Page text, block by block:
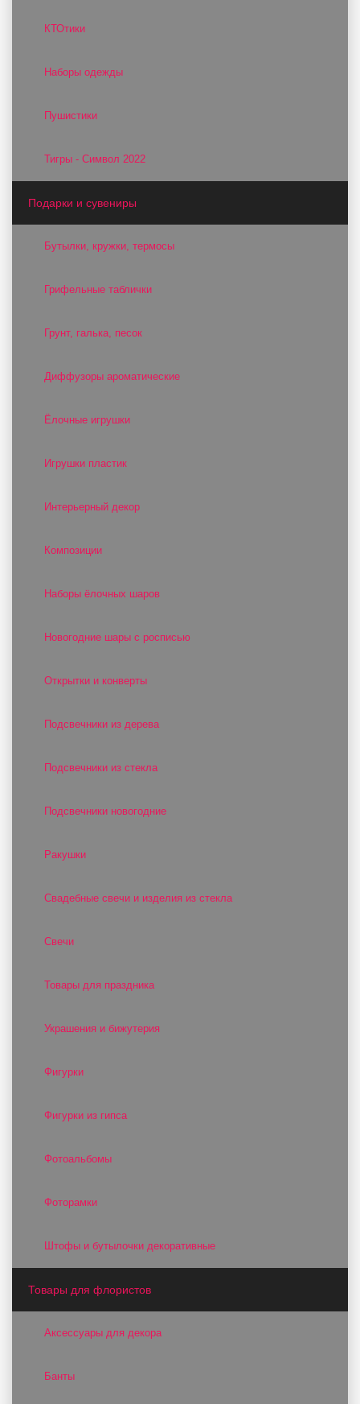
КТОтики
Наборы одежды
Пушистики
Тигры - Символ 2022
Подарки и сувениры
Бутылки, кружки, термосы
Грифельные таблички
Грунт, галька, песок
Диффузоры ароматические
Ёлочные игрушки
Игрушки пластик
Интерьерный декор
Композиции
Наборы ёлочных шаров
Новогодние шары с росписью
Открытки и конверты
Подсвечники из дерева
Подсвечники из стекла
Подсвечники новогодние
Ракушки
Свадебные свечи и изделия из стекла
Свечи
Товары для праздника
Украшения и бижутерия
Фигурки
Фигурки из гипса
Фотоальбомы
Фоторамки
Штофы и бутылочки декоративные
Товары для флористов
Аксессуары для декора
Банты